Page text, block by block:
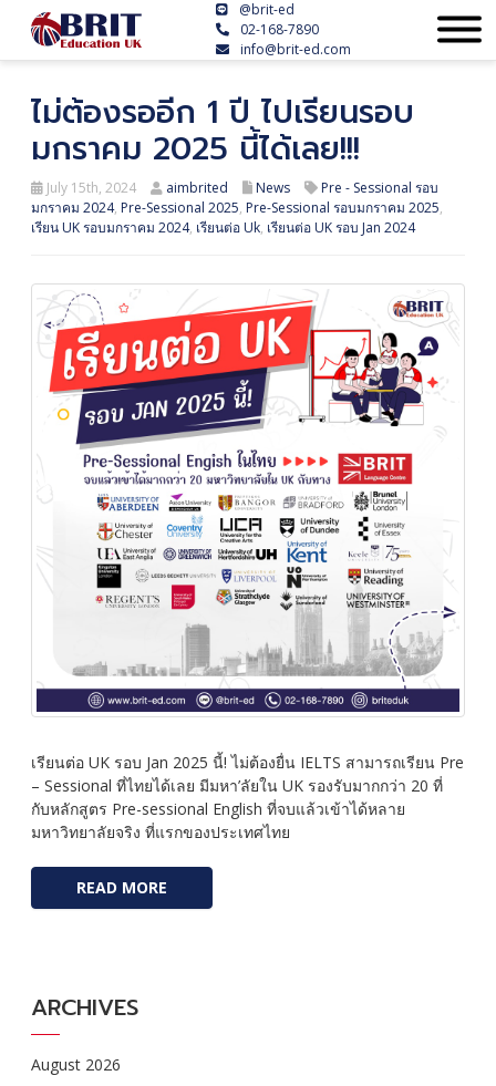
@brit-ed
02-168-7890
info@brit-ed.com
ไม่ต้องรออีก 1 ปี ไปเรียนรอบ
มกราคม 2025 นี้ได้เลย!!!
July 15th, 2024 aimbrited News
Pre - Sessional รอบ
มกราคม 2024, Pre-Sessional 2025, Pre-Sessional รอบมกราคม 2025,
เรียน UK รอบมกราคม 2024, เรียนต่อ Uk, เรียนต่อ UK รอบ Jan 2024
เรียนต่อ UK รอบ Jan 2025 นี้! ไม่ต้องยื่น IELTS สามารถเรียน Pre
– Sessional ที่ไทยได้เลย มีมหา’ลัยใน UK รองรับมากกว่า 20 ที่
กับหลักสูตร Pre-sessional English ที่จบแล้วเข้าได้หลาย
มหาวิทยาลัยจริง ที่แรกของประเทศไทย
READ MORE
ARCHIVES
August 2026